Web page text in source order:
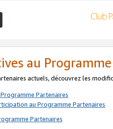
au
actuels, découvrez les
Partenaires
au Programme Partenaires
Partenaires